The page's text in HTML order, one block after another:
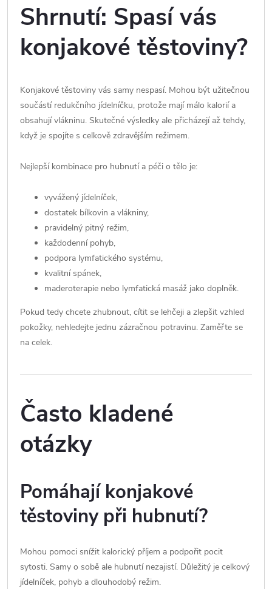
Shrnutí: Spasí vás
konjakové těstoviny?
Konjakové těstoviny vás samy nespasí. Mohou být užitečnou
součástí redukčního jídelníčku, protože mají málo kalorií a
obsahují vlákninu. Skutečné výsledky ale přicházejí až tehdy,
když je spojíte s celkově zdravějším režimem.
Nejlepší kombinace pro hubnutí a péči o tělo je:
vyvážený jídelníček,
dostatek bílkovin a vlákniny,
pravidelný pitný režim,
každodenní pohyb,
podpora lymfatického systému,
kvalitní spánek,
maderoterapie nebo lymfatická masáž jako doplněk.
Pokud tedy chcete zhubnout, cítit se lehčeji a zlepšit vzhled
pokožky, nehledejte jednu zázračnou potravinu. Zaměřte se
na celek.
Často kladené
otázky
Pomáhají konjakové
těstoviny při hubnutí?
Mohou pomoci snížit kalorický příjem a podpořit pocit
sytosti. Samy o sobě ale hubnutí nezajistí. Důležitý je celkový
jídelníček, pohyb a dlouhodobý režim.